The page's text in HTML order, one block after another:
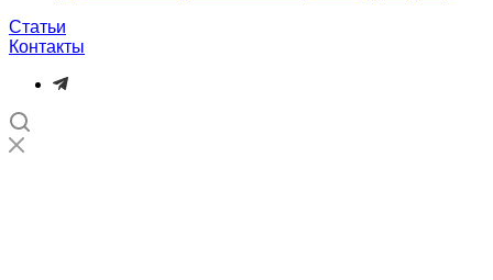
Статьи
Контакты